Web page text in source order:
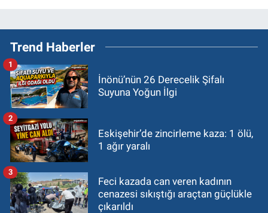
Trend Haberler
İnönü’nün 26 Derecelik Şifalı
Suyuna Yoğun İlgi
1
Eskişehir’de zincirleme kaza: 1 ölü,
1 ağır yaralı
2
Feci kazada can veren kadının
cenazesi sıkıştığı araçtan güçlükle
çıkarıldı
3